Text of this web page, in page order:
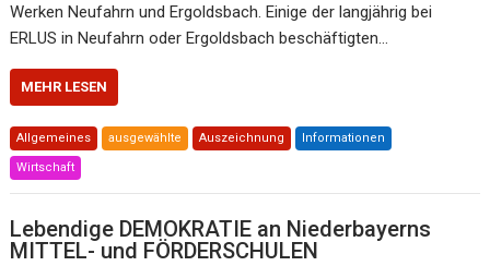
Werken Neufahrn und Ergoldsbach. Einige der langjährig bei
ERLUS in Neufahrn oder Ergoldsbach beschäftigten…
MEHR LESEN
Allgemeines ausgewählte Auszeichnung Informationen
Wirtschaft
Lebendige DEMOKRATIE an Niederbayerns
MITTEL- und FÖRDERSCHULEN